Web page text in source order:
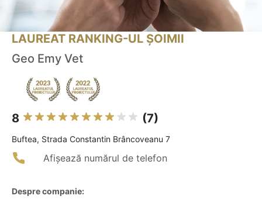
LAUREAT RANKING-UL ȘOIMII
Geo Emy Vet
8 (7)
Buftea, Strada Constantin Brâncoveanu 7
Afișează numărul de telefon
Despre companie: